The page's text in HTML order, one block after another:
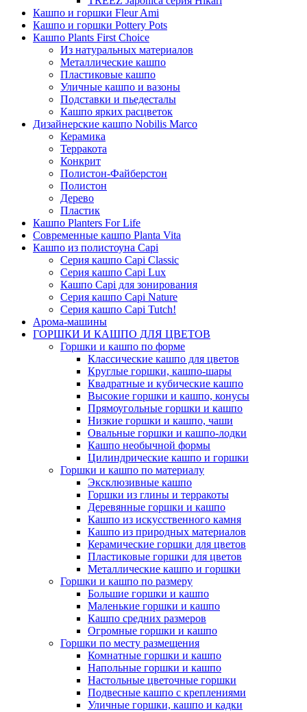
Кашпо и горшки Fleur Ami
Кашпо и горшки Pottery Pots
Кашпо Plants First Choice
Из натуральных материалов
Металлические кашпо
Пластиковые кашпо
Уличные кашпо и вазоны
Подставки и пьедесталы
Кашпо ярких расцветок
Дизайнерские кашпо Nobilis Marco
Керамика
Терракота
Конкрит
Полистон-Файберстон
Полистон
Дерево
Пластик
Кашпо Planters For Life
Современные кашпо Planta Vita
Кашпо из полистоуна Capi
Серия кашпо Capi Classic
Серия кашпо Capi Lux
Кашпо Capi для зонирования
Серия кашпо Capi Nature
Серия кашпо Capi Tutch!
Арома-машины
ГОРШКИ И КАШПО ДЛЯ ЦВЕТОВ
Горшки и кашпо по форме
Классические кашпо для цветов
Круглые горшки, кашпо-шары
Квадратные и кубические кашпо
Высокие горшки и кашпо, конусы
Прямоугольные горшки и кашпо
Низкие горшки и кашпо, чаши
Овальные горшки и кашпо-лодки
Кашпо необычной формы
Цилиндрические кашпо и горшки
Горшки и кашпо по материалу
Эксклюзивные кашпо
Горшки из глины и терракоты
Деревянные горшки и кашпо
Кашпо из искусственного камня
Кашпо из природных материалов
Керамические горшки для цветов
Пластиковые горшки для цветов
Металлические кашпо и горшки
Горшки и кашпо по размеру
Большие горшки и кашпо
Маленькие горшки и кашпо
Кашпо средних размеров
Огромные горшки и кашпо
Горшки по месту размещения
Комнатные горшки и кашпо
Напольные горшки и кашпо
Настольные цветочные горшки
Подвесные кашпо с креплениями
Уличные горшки, кашпо и кадки